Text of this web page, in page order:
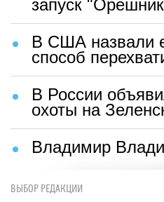
запуск
В США назвали
способ
В России
охоты на
Владимир
ВЫБОР РЕДАКЦИИ